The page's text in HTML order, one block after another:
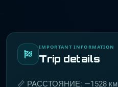
IMPORTANT INFORMATION
Trip details
📏 РАССТОЯНИЕ: —1528 км